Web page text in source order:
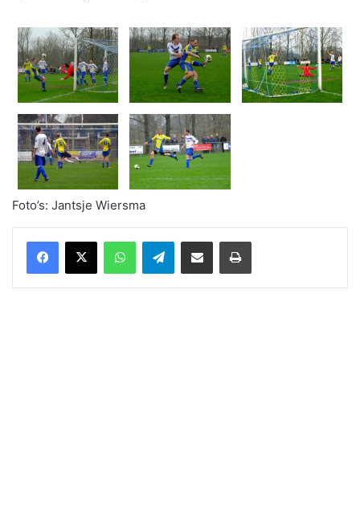
Foto’s: Jantsje Wiersma
WhatsAppTelegramDelen via Email Print